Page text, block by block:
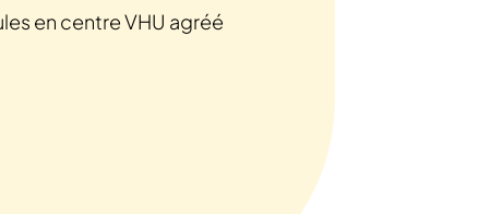
en centre VHU agréé